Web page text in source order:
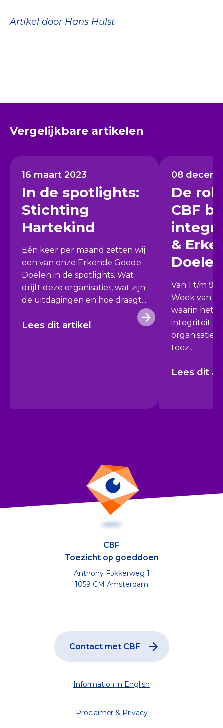
Artikel door Hans Hulst
Vergelijkbare artikelen
16 maart 2023
In de spotlights:
Stichting
Hartekind
Eén keer per maand zetten wij
een van onze Erkende Goede
Doelen in de spotlights. Wat
drijft deze organisaties, wat zijn
de uitdagingen en hoe draagt...
Lees dit artikel
08
De rol
CBF bij
&
Doelen
Van 1 t/m 9
Week van
waarin het
integriteit
organisaties
toez...
Lees dit
CBF
Toezicht op goeddoen
Anthony Fokkerweg 1
1059 CM Amsterdam
Contact met CBF
Information in English
Proclaimer & Privacy